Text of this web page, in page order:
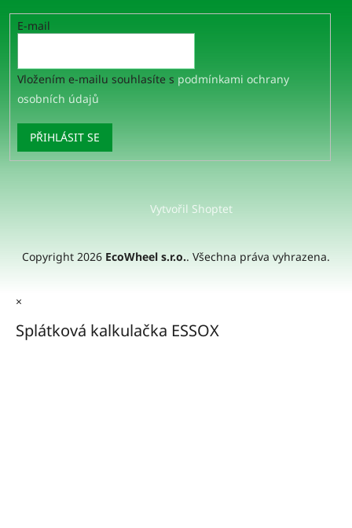
E-mail
Vložením e-mailu souhlasíte s podmínkami ochrany
osobních údajů
PŘIHLÁSIT SE
Vytvořil Shoptet
Copyright 2026 EcoWheel s.r.o.. Všechna práva vyhrazena.
×
Splátková kalkulačka ESSOX